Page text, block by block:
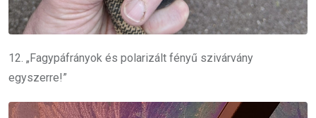
12. „Fagypáfrányok és polarizált fényű szivárvány
egyszerre!”